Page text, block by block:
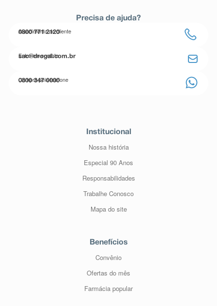
Precisa de ajuda?
Atendimento ao cliente
0800 771 2120
Entre em contato
sac@drogal.com.br
Compre pelo telefone
0800 347 0000
Institucional
Nossa história
Especial 90 Anos
Responsabilidades
Trabalhe Conosco
Mapa do site
Benefícios
Convênio
Ofertas do mês
Farmácia popular